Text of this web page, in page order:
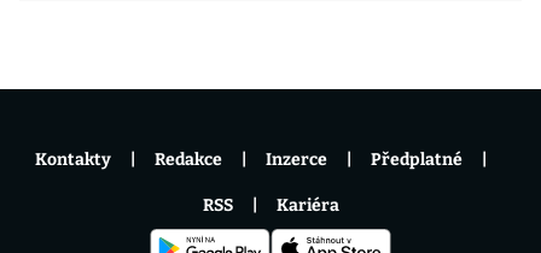
Kontakty Redakce Inzerce Předplatné
RSS Kariéra